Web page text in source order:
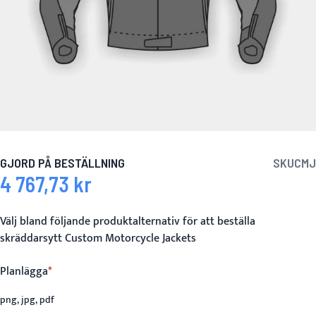
GJORD PÅ BESTÄLLNING SKUCMJ
4 767,73 kr
Välj bland följande produktalternativ för att beställa
skräddarsytt Custom Motorcycle Jackets
Planlägga
png, jpg, pdf